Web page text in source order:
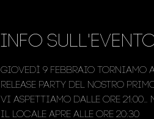
Info
Giovedì 9 febbraio torniamo
release party del nostro
Vi aspettiamo dalle ore 21:00…
Il locale apre alle ore 20:30